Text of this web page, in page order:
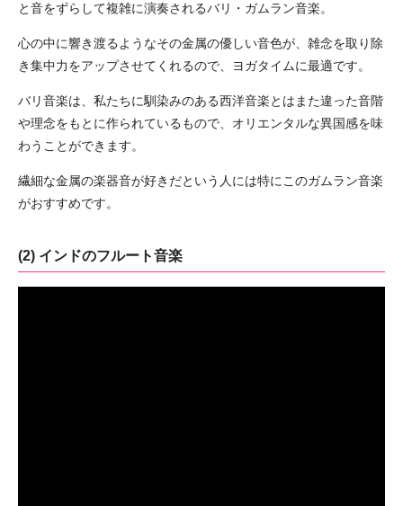
と音をずらして複雑に演奏されるバリ・ガムラン音楽。
心の中に響き渡るようなその金属の優しい音色が、雑念を取り除
き集中力をアップさせてくれるので、ヨガタイムに最適です。
バリ音楽は、私たちに馴染みのある西洋音楽とはまた違った音階
や理念をもとに作られているもので、オリエンタルな異国感を味
わうことができます。
繊細な金属の楽器音が好きだという人には特にこのガムラン音楽
がおすすめです。
(2) インドのフルート音楽